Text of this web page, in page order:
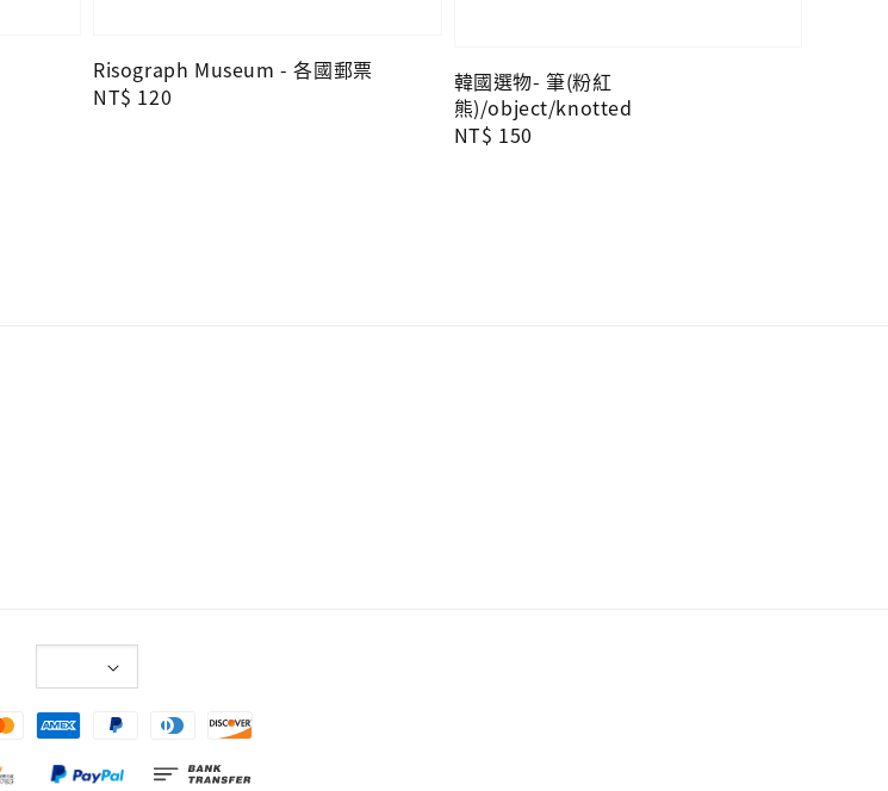
Risograph Museum - 各國郵票
Regular
NT$ 120
韓國選物- 筆(粉紅
熊)/object/knotted
Regular
NT$ 150